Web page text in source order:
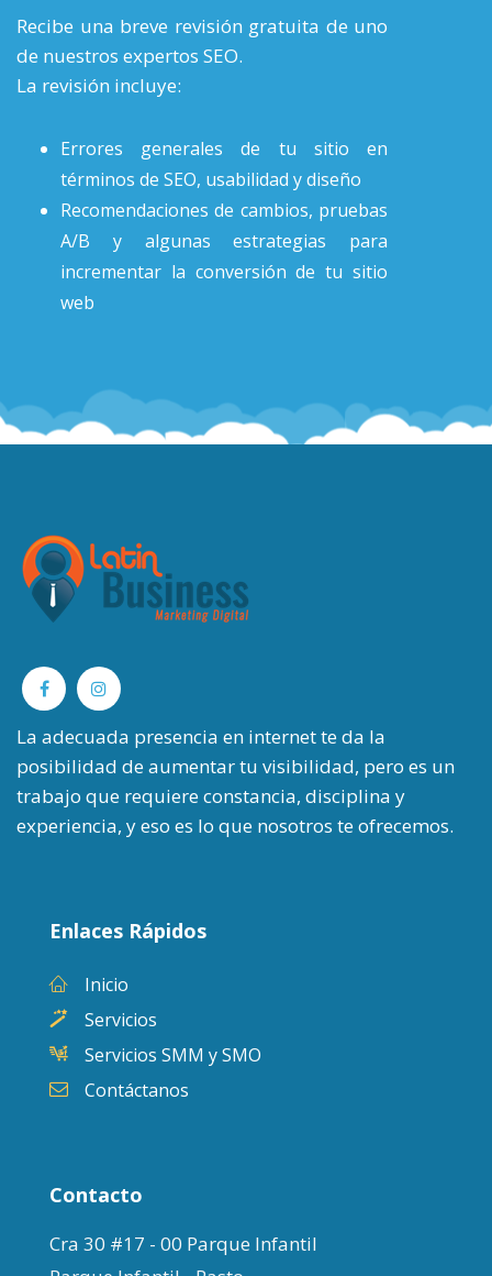
Recibe una breve revisión gratuita de uno
de nuestros expertos SEO.
La revisión incluye:
Errores generales de tu sitio en
términos de SEO, usabilidad y diseño
Recomendaciones de cambios, pruebas
A/B y algunas estrategias para
incrementar la conversión de tu sitio
web
La adecuada presencia en internet te da la
posibilidad de aumentar tu visibilidad, pero es un
trabajo que requiere constancia, disciplina y
experiencia, y eso es lo que nosotros te ofrecemos.
Enlaces Rápidos
Inicio
Servicios
Servicios SMM y SMO
Contáctanos
Contacto
Cra 30 #17 - 00 Parque Infantil